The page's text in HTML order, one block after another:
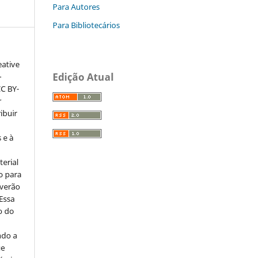
BY-
e à
para
do
a
Para Autores
Para Bibliotecários
Edição Atual